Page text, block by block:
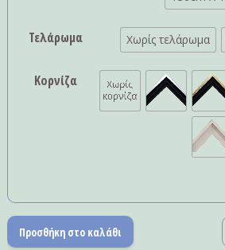
Τελάρωμα Χωρίς τελάρωμα
Κορνίζα
Προσθήκη στο καλάθι